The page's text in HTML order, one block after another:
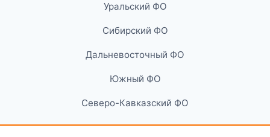
Уральский ФО
Сибирский ФО
Дальневосточный ФО
Южный ФО
Северо-Кавказский ФО